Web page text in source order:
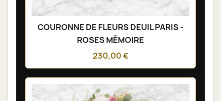
COURONNE DE FLEURS DEUIL PARIS -
ROSES MÉMOIRE
230,00 €